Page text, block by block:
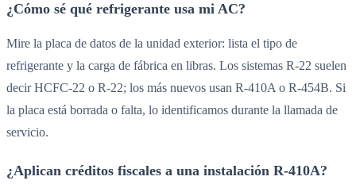
¿Cómo sé qué refrigerante usa mi AC?
Mire la placa de datos de la unidad exterior: lista el tipo de
refrigerante y la carga de fábrica en libras. Los sistemas R-22 suelen
decir HCFC-22 o R-22; los más nuevos usan R-410A o R-454B. Si
la placa está borrada o falta, lo identificamos durante la llamada de
servicio.
¿Aplican créditos fiscales a una instalación R-410A?